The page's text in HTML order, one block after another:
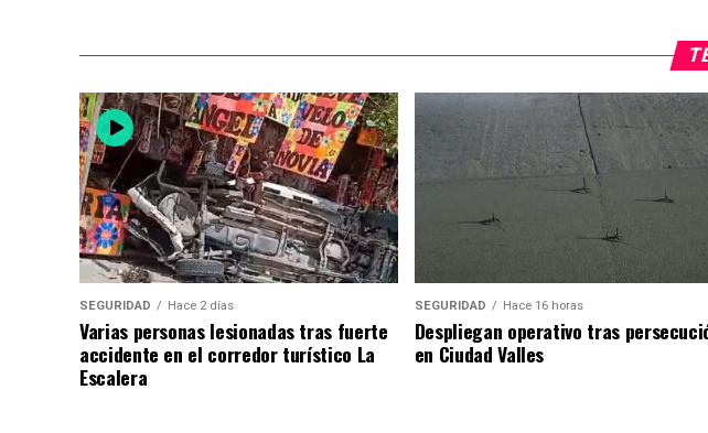
SEGURIDAD Hace 2 días
Varias personas lesionadas tras fuerte
accidente en el corredor turístico La
Escalera
SEGURIDAD Hace 16 horas
Despliegan operativo tras
en Ciudad Valles